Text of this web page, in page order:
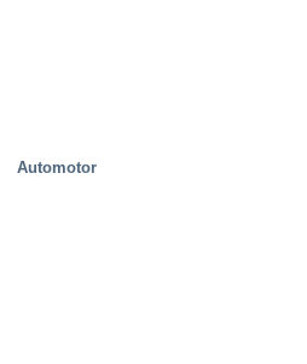
Automotor
en servicio no se basa en la
sobre el terreno
pasa a ser obligatoria para
necesita saber
trabajo más seguro: una
inteligentes de picking
principales retos
electrónico para suscribirte